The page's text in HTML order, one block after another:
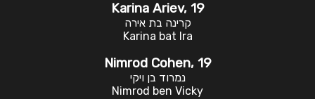
Karina Ariev, 19
קרינה בת אירה
Karina bat Ira
Nimrod Cohen, 19
נמרוד בן ויקי
Nimrod ben Vicky